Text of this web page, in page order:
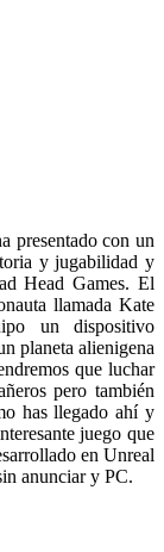
presentado con un
y jugabilidad y
Head Games. El
llamada Kate
un dispositivo
planeta alienigena
que luchar
pero también
has llegado ahí y
juego que
en Unreal
anunciar y PC.